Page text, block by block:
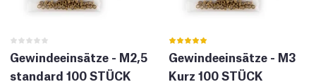
Gewindeeinsätze - M2,5
standard 100 STÜCK
Gewindeeinsätze - M3
Kurz 100 STÜCK